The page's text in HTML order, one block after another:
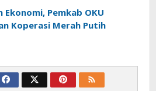
Pemkab OKU
Koperasi Merah Putih